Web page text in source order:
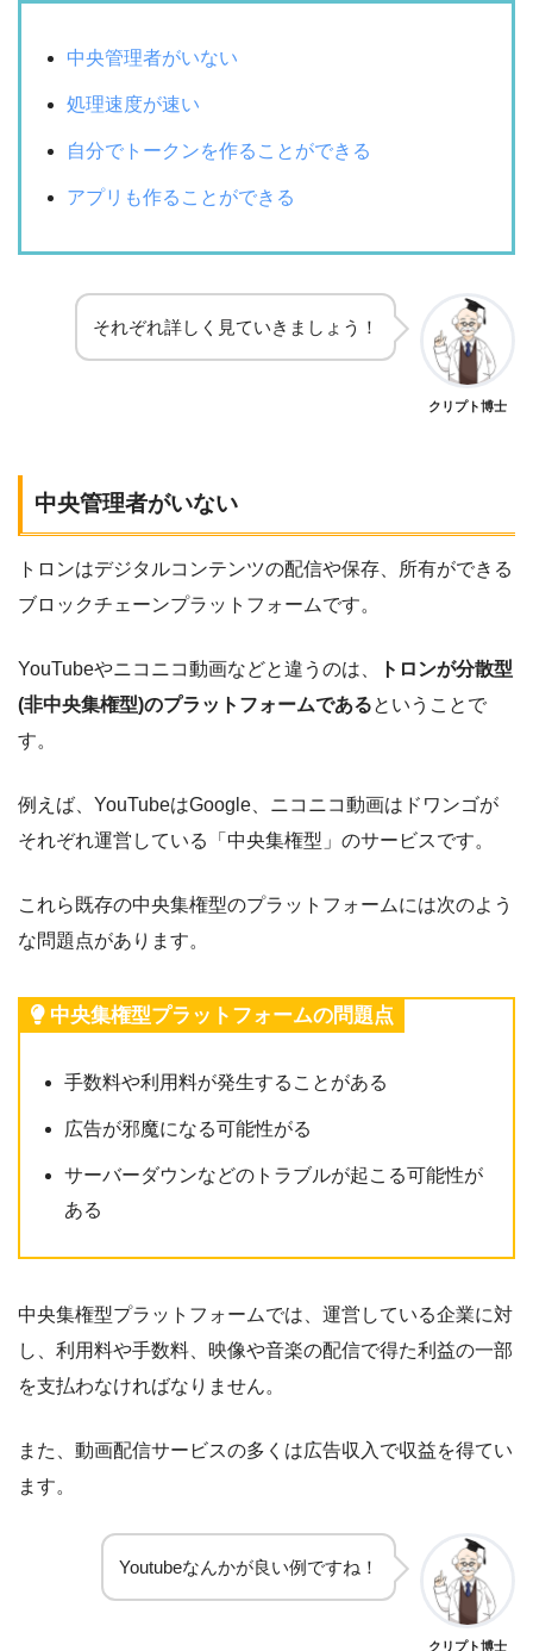
中央管理者がいない
処理速度が速い
自分でトークンを作ることができる
アプリも作ることができる
それぞれ詳しく見ていきましょう！
クリプト博士
中央管理者がいない
トロンはデジタルコンテンツの配信や保存、所有ができる
ブロックチェーンプラットフォームです。
YouTubeやニコニコ動画などと違うのは、
トロンが分散型
(非中央集権型)のプラットフォームであるということで
す。
例えば、YouTubeはGoogle、ニコニコ動画はドワンゴが
それぞれ運営している「中央集権型」のサービスです。
これら既存の中央集権型のプラットフォームには次のよう
な問題点があります。
中央集権型プラットフォームの問題点
手数料や利用料が発生することがある
広告が邪魔になる可能性がる
サーバーダウンなどのトラブルが起こる可能性が
ある
中央集権型プラットフォームでは、運営している企業に対
し、利用料や手数料、映像や音楽の配信で得た利益の一部
を支払わなければなりません。
また、動画配信サービスの多くは広告収入で収益を得てい
ます。
Youtubeなんかが良い例ですね！
クリプト博士